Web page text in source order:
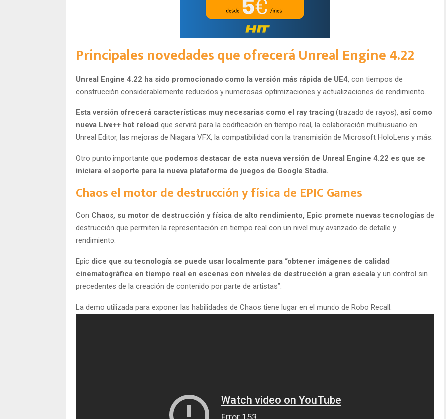
Principales novedades que ofrecerá Unreal Engine 4.22
Unreal Engine 4.22 ha sido promocionado como la versión más rápida de UE4, con tiempos de
construcción considerablemente reducidos y numerosas optimizaciones y actualizaciones de rendimiento.
Esta versión ofrecerá características muy necesarias como el ray tracing (trazado de rayos), así como
nueva Live++ hot reload que servirá para la codificación en tiempo real, la colaboración multiusuario en
Unreal Editor, las mejoras de Niagara VFX, la compatibilidad con la transmisión de Microsoft HoloLens y más.
Otro punto importante que podemos destacar de esta nueva versión de Unreal Engine 4.22 es que se
iniciara el soporte para la nueva plataforma de juegos de Google Stadia.
Chaos el motor de destrucción y física de EPIC Games
Con Chaos, su motor de destrucción y física de alto rendimiento, Epic promete nuevas tecnologías de
destrucción que permiten la representación en tiempo real con un nivel muy avanzado de detalle y
rendimiento.
Epic dice que su tecnología se puede usar localmente para “obtener imágenes de calidad
cinematográfica en tiempo real en escenas con niveles de destrucción a gran escala y un control sin
precedentes de la creación de contenido por parte de artistas”.
La demo utilizada para exponer las habilidades de Chaos tiene lugar en el mundo de Robo Recall.